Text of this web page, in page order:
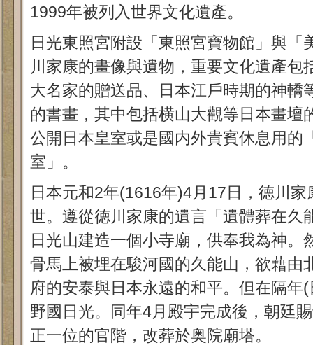
1999年被列入世界文化遺產。
日光東照宮附設「東照宮寶物館」與「
川家康的畫像與遺物，重要文化遺產包
大名家的贈送品、日本江戶時期的神轎
的書畫，其中包括横山大觀等日本畫壇
公開日本皇室或是國内外貴賓休息用的
室」。
日本元和2年(1616年)4月17日，徳川
世。遵從徳川家康的遺言「遺體葬在久
日光山建造一個小寺廟，供奉我為神。
骨馬上被埋在駿河國的久能山，欲藉由
府的安泰與日本永遠的和平。但在隔年
野國日光。同年4月殿宇完成後，朝廷
正一位的官階，改葬於奥院廟塔。